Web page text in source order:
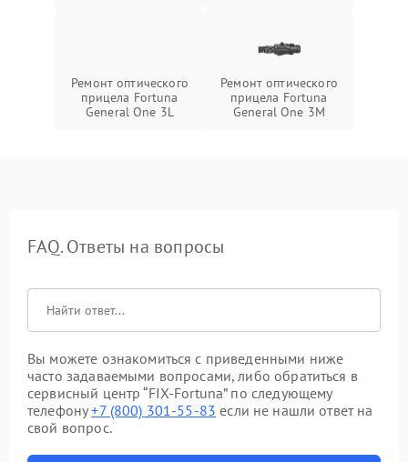
Ремонт оптического
прицела Fortuna
General One 3L
Ремонт оптического
прицела Fortuna
General One 3M
FAQ. Ответы на вопросы
Вы можете ознакомиться с приведенными ниже
часто задаваемыми вопросами, либо обратиться в
сервисный центр “FIX-Fortuna” по следующему
телефону+7 (800) 301-55-83 если не нашли ответ на
свой вопрос.